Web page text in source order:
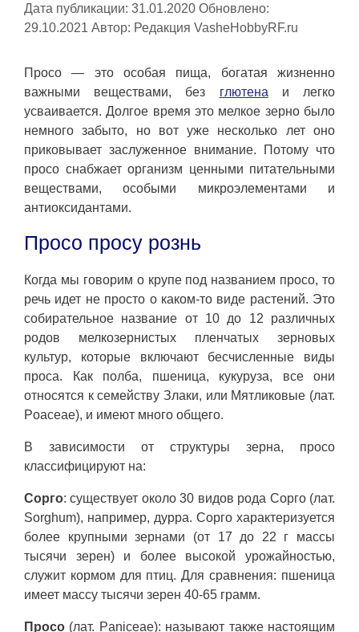
Дата публикации: 31.01.2020 Обновлено:
29.10.2021 Автор: Редакция VasheHobbyRF.ru
Просо — это особая пища, богатая жизненно
важными веществами, без глютена и легко
усваивается. Долгое время это мелкое зерно было
немного забыто, но вот уже несколько лет оно
приковывает заслуженное внимание. Потому что
просо снабжает организм ценными питательными
веществами, особыми микроэлементами и
антиоксидантами.
Просо просу рознь
Когда мы говорим о крупе под названием просо, то
речь идет не просто о каком-то виде растений. Это
собирательное название от 10 до 12 различных
родов мелкозернистых пленчатых зерновых
культур, которые включают бесчисленные виды
проса. Как полба, пшеница, кукуруза, все они
относятся к семейству Злаки, или Мятликовые (лат.
Poaceae), и имеют много общего.
В зависимости от структуры зерна, просо
классифицируют на:
Сорго: существует около 30 видов рода Сорго (лат.
Sorghum), например, дурра. Сорго характеризуется
более крупными зернами (от 17 до 22 г массы
тысячи зерен) и более высокой урожайностью,
служит кормом для птиц. Для сравнения: пшеница
имеет массу тысячи зерен 40-65 грамм.
Просо (лат. Paniceae): называют также настоящим